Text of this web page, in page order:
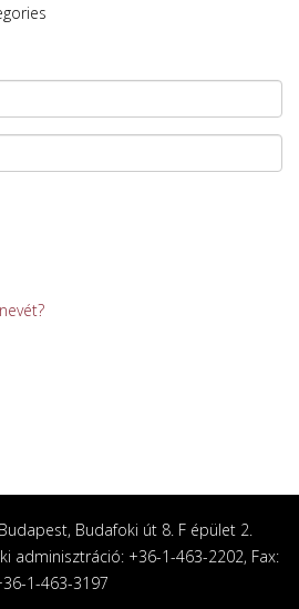
Budafoki út 8. F épület 2.
adminisztráció: +36-1-463-2202, Fax:
1-463-3197